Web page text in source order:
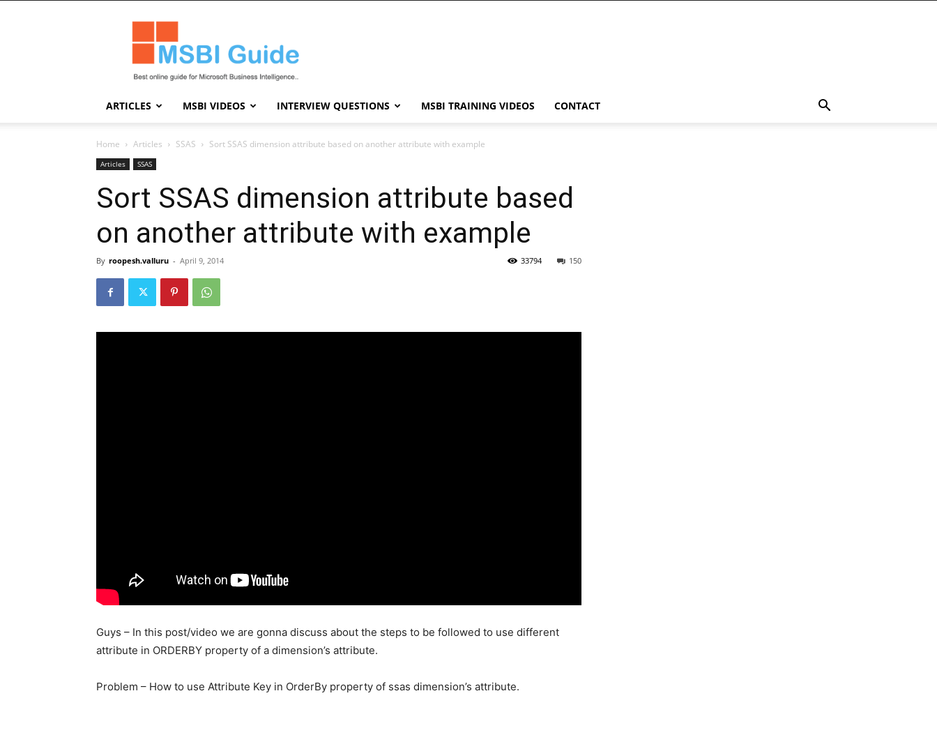
Guide
ARTICLES MSBI VIDEOS INTERVIEW QUESTIONS MSBI TRAINING VIDEOS CONTACT
Home Articles SSAS Sort SSAS dimension attribute based on another attribute with example
Articles SSAS
Sort SSAS dimension attribute based
on another attribute with example
By roopesh.valluru - April 9, 2014 150
33794
Guys – In this post/video we are gonna discuss about the steps to be followed to use different
attribute in ORDERBY property of a dimension’s attribute.
Problem – How to use Attribute Key in OrderBy property of ssas dimension’s attribute.